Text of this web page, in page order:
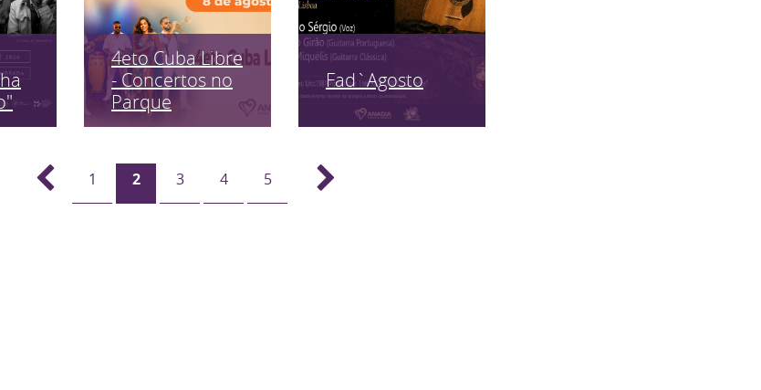
4eto Cuba Libre
- Concertos no
Parque
Fad`Agosto
1 2 3 4 5